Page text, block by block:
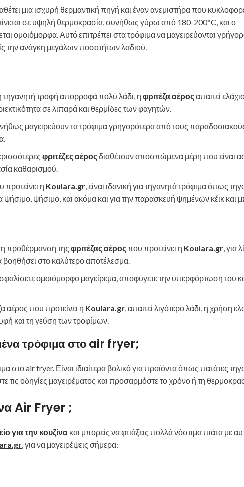
μια ισχυρή θερμαντική πηγή και έναν ανεμιστήρα που
σε υψηλή θερμοκρασία, συνήθως γύρω από 180-200°C, και ο
ομοιόμορφα. Αυτό επιτρέπει στα τρόφιμα να μαγειρεύονται
την ανάγκη μεγάλων ποσοτήτων λαδιού.
τροφή απορροφά πολύ λάδι, η φριτέζα αέροςαπαιτεί
σε λιπαρά και θερμίδες των φαγητών.
μαγειρεύουν τα τρόφιμα γρηγορότερα από τους
φριτέζες αέροςδιαθέτουν αποσπώμενα μέρη που είναι
καθαρισμού.
προτείνει η Koulara.gr, είναι ιδανική για τηγανητά τρόφιμα όπως
ψήσιμο, ψήσιμο, και ακόμα και για την παρασκευή ψημένων κέικ και
προθέρμανση της φριτέζας αέροςπου προτείνει η Koulara.gr, για
στο καλύτερο αποτέλεσμα.
ομοιόμορφο μαγείρεμα, αποφύγετε την υπερφόρτωση του
αέρος που προτείνει η Koulara.gr, απαιτεί λιγότερο λάδι, η χρήση
και τη γεύση των τροφίμων.
τρόφιμα στο air fryer;
στο air fryer. Είναι ιδιαίτερα βολικό για προϊόντα όπως πατάτες
οδηγίες μαγειρέματος και προσαρμόστε το χρόνο ή τη
Air Fryer ;
για την κουζίνα και μπορείς να φτιάξεις πολλά νόστιμα πιάτα με
, για να μαγειρέψεις σήμερα: